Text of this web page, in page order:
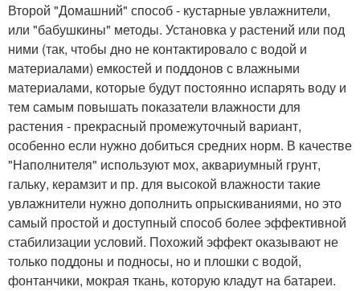
Второй "Домашний" способ - кустарные увлажнители,
или "бабушкины" методы. Установка у растений или под
ними (так, чтобы дно не контактировало с водой и
материалами) емкостей и поддонов с влажными
материалами, которые будут постоянно испарять воду и
тем самым повышать показатели влажности для
растения - прекрасный промежуточный вариант,
особенно если нужно добиться средних норм. В качестве
"Наполнителя" используют мох, аквариумный грунт,
гальку, керамзит и пр. для высокой влажности такие
увлажнители нужно дополнить опрыскиваниями, но это
самый простой и доступный способ более эффективной
стабилизации условий. Похожий эффект оказывают не
только поддоны и подносы, но и плошки с водой,
фонтанчики, мокрая ткань, которую кладут на батареи.